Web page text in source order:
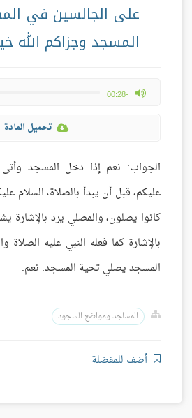
على الجالسين في
المسجد وجزاكم الله
-00:28
max volume
تحميل المادة
الجواب: نعم إذا دخل المسجد
عليكم، قبل أن يبدأ بالصلاة، السلام
كانوا يصلون، والمصلي يرد بالإشارة
بالإشارة كما فعله النبي عليه الصلاة
المسجد يصلي تحية المسجد. نعم.
المساجد ومواضع السجود
أضف للمفضلة